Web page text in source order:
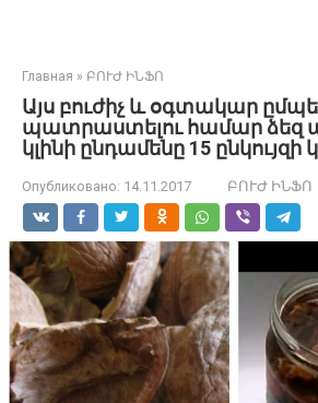
Главная » ԲՈՒԺ ԻՆՖՈ
Այս բուժիչ և օգտակար
պատրաստելու համար ձեզ
կլինի ընդամենը 15 ընկույզի
Опубликовано: 14.11.2017 ԲՈՒԺ ԻՆՖՈ